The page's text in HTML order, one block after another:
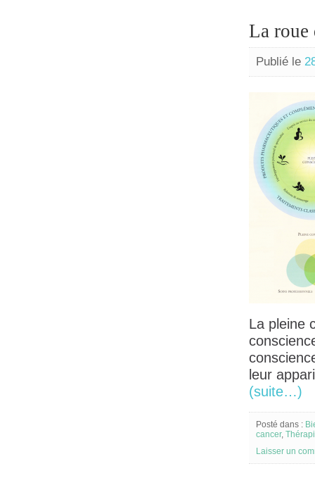
La roue
Publié le
La pleine
leur
(suite…)
Posté dans :
cancer,
Laisser un